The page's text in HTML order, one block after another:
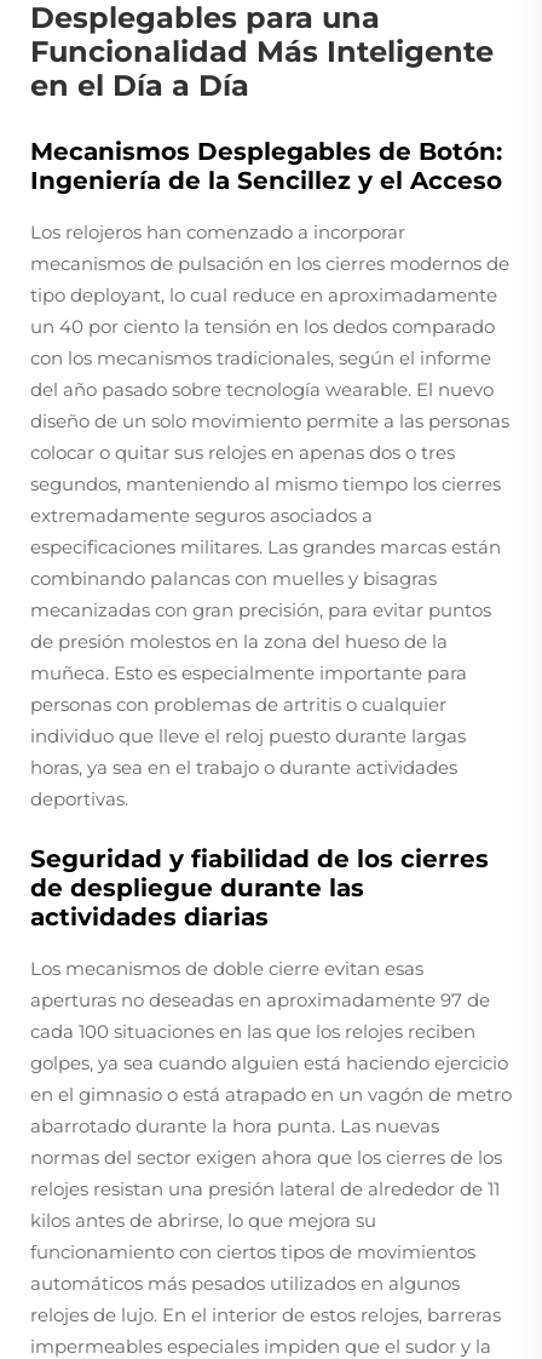
Desplegables para una
Funcionalidad Más Inteligente
en el Día a Día
Mecanismos Desplegables de Botón:
Ingeniería de la Sencillez y el Acceso
Los relojeros han comenzado a incorporar
mecanismos de pulsación en los cierres modernos de
tipo deployant, lo cual reduce en aproximadamente
un 40 por ciento la tensión en los dedos comparado
con los mecanismos tradicionales, según el informe
del año pasado sobre tecnología wearable. El nuevo
diseño de un solo movimiento permite a las personas
colocar o quitar sus relojes en apenas dos o tres
segundos, manteniendo al mismo tiempo los cierres
extremadamente seguros asociados a
especificaciones militares. Las grandes marcas están
combinando palancas con muelles y bisagras
mecanizadas con gran precisión, para evitar puntos
de presión molestos en la zona del hueso de la
muñeca. Esto es especialmente importante para
personas con problemas de artritis o cualquier
individuo que lleve el reloj puesto durante largas
horas, ya sea en el trabajo o durante actividades
deportivas.
Seguridad y fiabilidad de los cierres
de despliegue durante las
actividades diarias
Los mecanismos de doble cierre evitan esas
aperturas no deseadas en aproximadamente 97 de
cada 100 situaciones en las que los relojes reciben
golpes, ya sea cuando alguien está haciendo ejercicio
en el gimnasio o está atrapado en un vagón de metro
abarrotado durante la hora punta. Las nuevas
normas del sector exigen ahora que los cierres de los
relojes resistan una presión lateral de alrededor de 11
kilos antes de abrirse, lo que mejora su
funcionamiento con ciertos tipos de movimientos
automáticos más pesados utilizados en algunos
relojes de lujo. En el interior de estos relojes, barreras
impermeables especiales impiden que el sudor y la